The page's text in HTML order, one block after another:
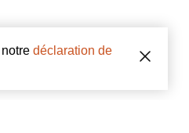
déclaration de